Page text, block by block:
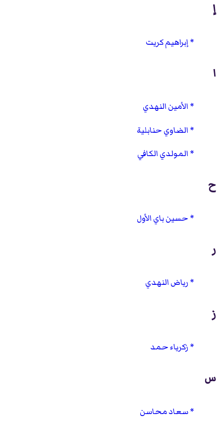
إ
إبراهيم كريت
ا
الأمين النهدي
الضاوي حنابلية
المولدي الكافي
ح
حسين باي الأول
ر
رياض النهدي
ز
زكرياء حمد
س
سعاد محاسن